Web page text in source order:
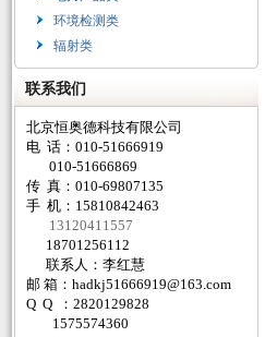
环境检测类
辐射类
联系我们
北京恒奥德科技有限公司
电 话：010-51666919
010-51666869
传 真：010-69807135
手 机：15810842463
13120411557
18701256112
联系人：李红慧
邮 箱： hadkj51666919@163.com
Q Q ：2820129828
1575574360